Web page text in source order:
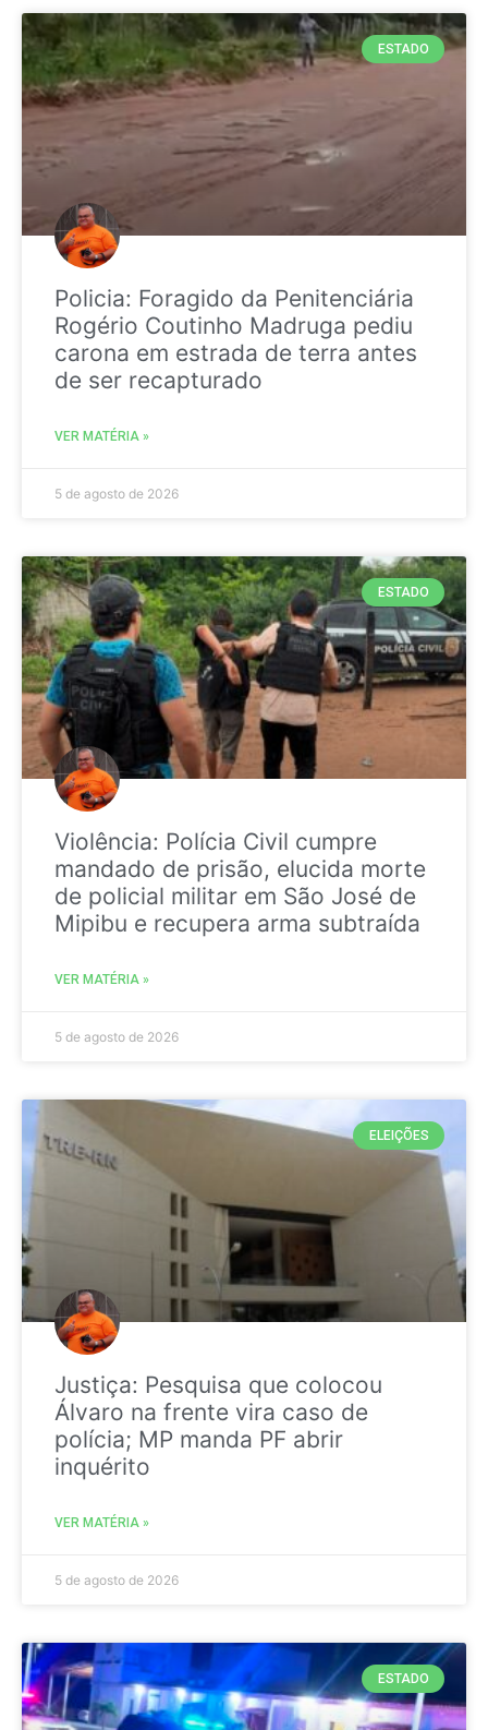
ESTADO
Policia: Foragido da Penitenciária
Rogério Coutinho Madruga pediu
carona em estrada de terra antes
de ser recapturado
VER MATÉRIA »
5 de agosto de 2026
ESTADO
Violência: Polícia Civil cumpre
mandado de prisão, elucida morte
de policial militar em São José de
Mipibu e recupera arma subtraída
VER MATÉRIA »
5 de agosto de 2026
ELEIÇÕES
Justiça: Pesquisa que colocou
Álvaro na frente vira caso de
polícia; MP manda PF abrir
inquérito
VER MATÉRIA »
5 de agosto de 2026
ESTADO